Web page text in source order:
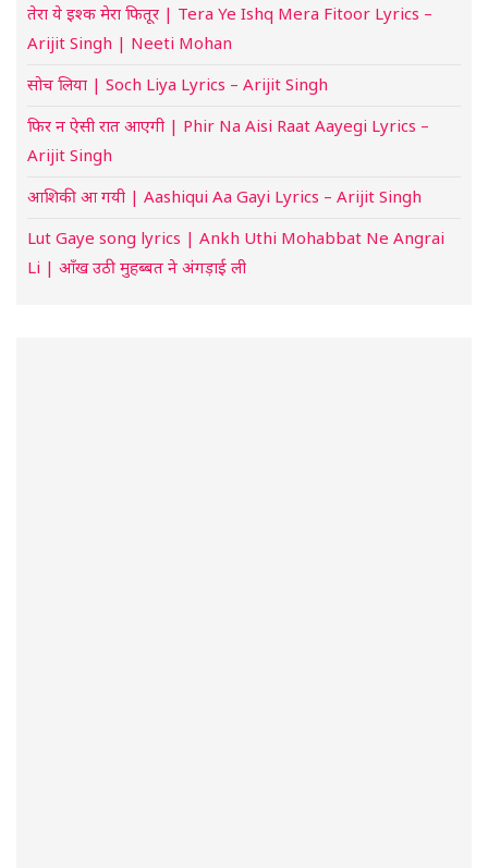
तेरा ये इश्क मेरा फितूर | Tera Ye Ishq Mera Fitoor Lyrics –
Arijit Singh | Neeti Mohan
सोच लिया | Soch Liya Lyrics – Arijit Singh
फिर न ऐसी रात आएगी | Phir Na Aisi Raat Aayegi Lyrics –
Arijit Singh
आशिकी आ गयी | Aashiqui Aa Gayi Lyrics – Arijit Singh
Lut Gaye song lyrics | Ankh Uthi Mohabbat Ne Angrai
Li | आँख उठी मुहब्बत ने अंगड़ाई ली